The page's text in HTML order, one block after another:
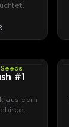
#1
aus dem